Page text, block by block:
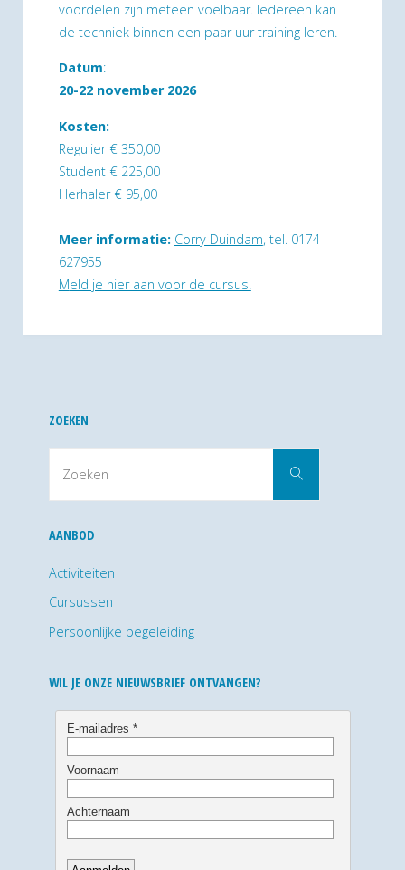
voordelen zijn meteen voelbaar. Iedereen kan
de techniek binnen een paar uur training leren.
Datum:
20-22 november 2026
Kosten:
Regulier € 350,00
Student € 225,00
Herhaler € 95,00
Meer informatie: Corry Duindam, tel. 0174-
627955
Meld je hier aan voor de cursus.
ZOEKEN
Zoeken
AANBOD
Activiteiten
Cursussen
Persoonlijke begeleiding
WIL JE ONZE NIEUWSBRIEF ONTVANGEN?